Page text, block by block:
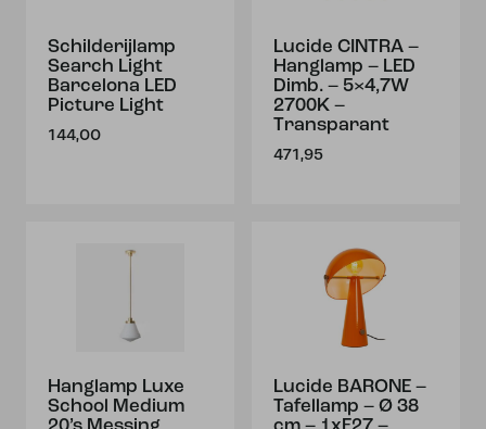
Schilderijlamp
Search Light
Barcelona LED
Picture Light
144,00
Lucide CINTRA –
Hanglamp – LED
Dimb. – 5×4,7W
2700K –
Transparant
471,95
Hanglamp Luxe
School Medium
Lucide BARONE –
Tafellamp – Ø 38